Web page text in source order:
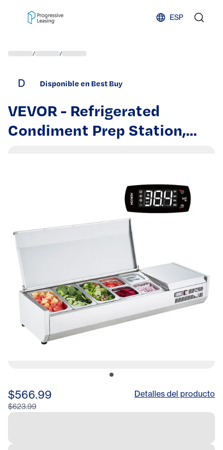
ESP
/ /
D Disponible en Best Buy
VEVOR - Refrigerated
Condiment Prep Station,
Station, with 3 1/3 Pans & 4
1/6 Pans - Silver
$566.99
$623.99
Detalles del producto